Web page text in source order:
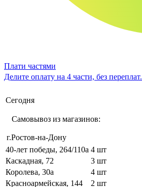
Плати частями
Делите оплату на 4 части, без переплат.
Сегодня
Самовывоз из магазинов:
г.Ростов-на-Дону
40-лет победы, 264/110а 4 шт
Каскадная, 72
3 шт
Королева, 30а
4 шт
Красноармейская, 144
2 шт